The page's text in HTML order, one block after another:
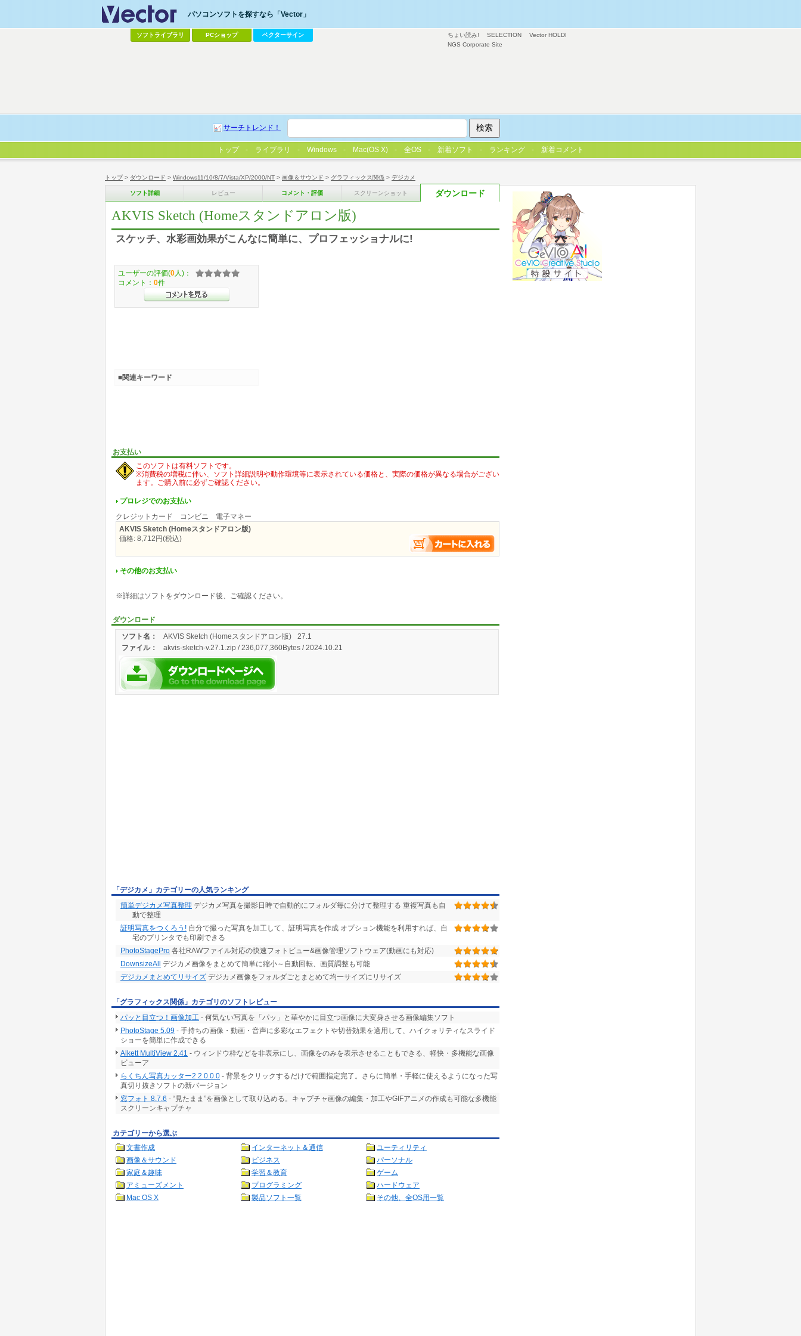
トップ> ダウンロード > Windows11/10/8/7/Vista/XP/2000/NT > 画像＆サウンド > グラフィックス関係 > デジカメ
ソフト詳細 レビュー コメント・評価 スクリーンショット ダウンロード
AKVIS Sketch (Homeスタンドアロン版)
スケッチ、水彩画効果がこんなに簡単に、プロフェッショナルに!
お支払い
このソフトは有料ソフトです。
※消費税の増税に伴い、ソフト詳細説明や動作環境等に表示されている価格と、実際の価格が異なる場合がござい
ます。ご購入前に必ずご確認ください。
プロレジでのお支払い
クレジットカード コンビニ 電子マネー
AKVIS Sketch (Homeスタンドアロン版)
価格: 8,712円(税込)
その他のお支払い
※詳細はソフトをダウンロード後、ご確認ください。
ダウンロード
ソフト名：
AKVIS Sketch (Homeスタンドアロン版) 27.1
ファイル： akvis-sketch-v.27.1.zip / 236,077,360Bytes / 2024.10.21
ユーザーの評価(0 人)：
コメント： 0件
■関連キーワード
「デジカメ」カテゴリーの人気ランキング
簡単デジカメ写真整理 デジカメ写真を撮影日時で自動的にフォルダ毎に分けて整理する 重複写真も自
動で整理
証明写真をつくろう! 自分で撮った写真を加工して、証明写真を作成 オプション機能を利用すれば、自
宅のプリンタでも印刷できる
PhotoStagePro 各社RAWファイル対応の快速フォトビュー&画像管理ソフトウェア(動画にも対応)
DownsizeAll デジカメ画像をまとめて簡単に縮小～自動回転、画質調整も可能
デジカメまとめてリサイズ デジカメ画像をフォルダごとまとめて均一サイズにリサイズ
「グラフィックス関係」カテゴリのソフトレビュー
パッと目立つ！画像加工 - 何気ない写真を「パッ」と華やかに目立つ画像に大変身させる画像編集ソフト
PhotoStage 5.09 - 手持ちの画像・動画・音声に多彩なエフェクトや切替効果を適用して、ハイクォリティなスライド
ショーを簡単に作成できる
Alkett MultiView 2.41 - ウィンドウ枠などを非表示にし、画像をのみを表示させることもできる、軽快・多機能な画像
ビューア
らくちん写真カッター2 2.0.0.0 - 背景をクリックするだけで範囲指定完了。さらに簡単・手軽に使えるようになった写
真切り抜きソフトの新バージョン
窓フォト 8.7.6 - “見たまま”を画像として取り込める。キャプチャ画像の編集・加工やGIFアニメの作成も可能な多機能
スクリーンキャプチャ
カテゴリーから選ぶ
文書作成
インターネット＆通信
ユーティリティ
画像＆サウンド
ビジネス
パーソナル
家庭＆趣味
学習＆教育
ゲーム
アミューズメント
プログラミング
ハードウェア
Mac OS X
製品ソフト一覧 その他、全OS用一覧
ちょい読み! SELECTION
Vector HOLDI
NGS Corporate Site
パソコンソフトを探すなら「Vector」
ソフトライブラリ PCショップ ベクターサイン
サーチトレンド！
トップ ライブラリ Windows Mac(OS X) 全OS 新着ソフト ランキング 新着コメント